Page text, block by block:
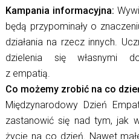
Kampania informacyjna:
będą przypominały o
działania na rzecz innych.
dzielenia się własnymi
z empatią.
Co możemy zrobić na co
Międzynarodowy Dzień
zastanowić się nad tym, jak
życie na co dzień. Nawet